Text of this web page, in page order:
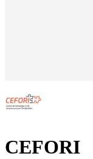
CEFORI